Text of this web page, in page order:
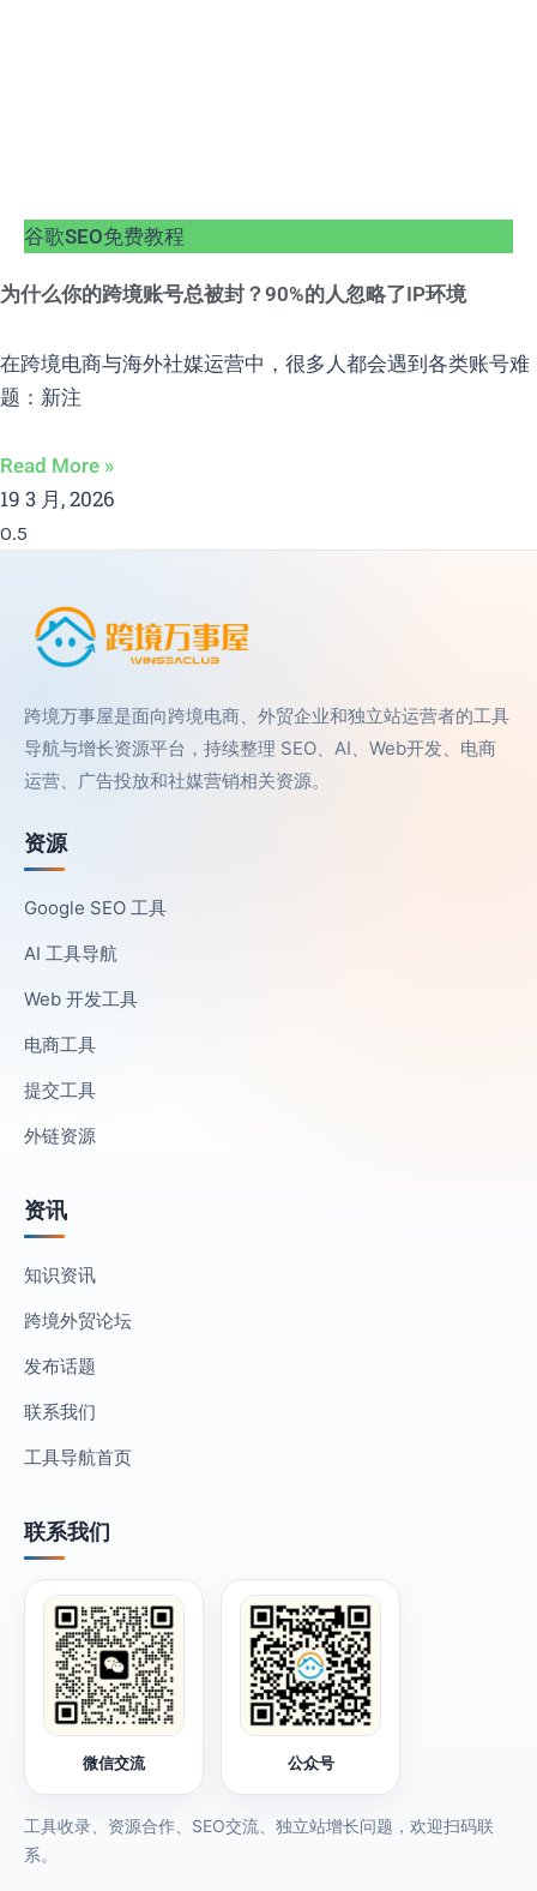
谷歌SEO免费教程
为什么你的跨境账号总被封？90%的人忽略了IP环境
在跨境电商与海外社媒运营中，很多人都会遇到各类账号难
题：新注
Read More »
19 3 月, 2026
跨境万事屋是面向跨境电商、外贸企业和独立站运营者的工具
导航与增长资源平台，持续整理 SEO、AI、Web开发、电商
运营、广告投放和社媒营销相关资源。
资源
Google SEO 工具
AI 工具导航
Web 开发工具
电商工具
提交工具
外链资源
资讯
知识资讯
跨境外贸论坛
发布话题
联系我们
工具导航首页
联系我们
微信交流 公众号
工具收录、资源合作、SEO交流、独立站增长问题，欢迎扫码联
系。